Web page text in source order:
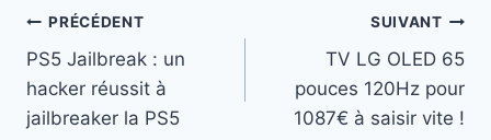
Navigation
de
l’article
PRÉCÉDENT
PS5 Jailbreak : un
hacker réussit à
jailbreaker la PS5
SUIVANT
TV LG OLED 65
pouces 120Hz pour
1087€ à saisir vite !